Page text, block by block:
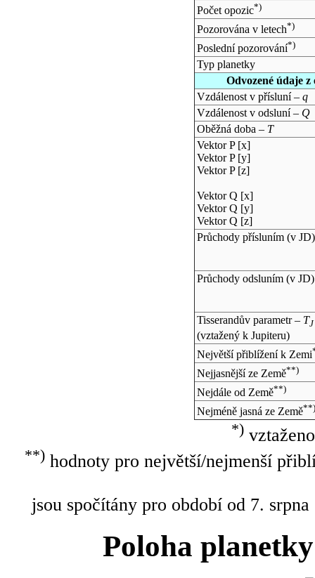
Počet opozic*)
Pozorována v letech*)
Poslední pozorování*)
Typ planetky
Odvozené údaje
Vzdálenost v přísluní – q
Vzdálenost v odsluní – Q
Oběžná doba – T
Vektor P [x]
Vektor P [y]
Vektor P [z]
Vektor Q [x]
Vektor Q [y]
Vektor Q [z]
Průchody přísluním (v JD)
Průchody odsluním (v JD)
Tisserandův parametr – TJ
(vztažený k Jupiteru)
Největší přiblížení k Zemi
Nejjasnější ze Země**)
Nejdále od Země**)
Nejméně jasná ze Země**)
*)
**)hodnoty pro největší/nejmenší
jsou spočítány pro období od 7.
Poloha